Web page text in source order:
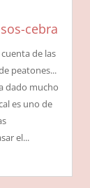
cebra
de las
peatones...
dado mucho
es uno de
el...